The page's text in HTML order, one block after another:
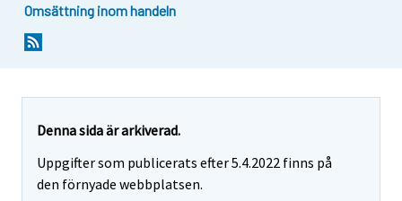
Omsättning inom handeln
Denna sida är arkiverad.
Uppgifter som publicerats efter 5.4.2022 finns på
den förnyade webbplatsen.